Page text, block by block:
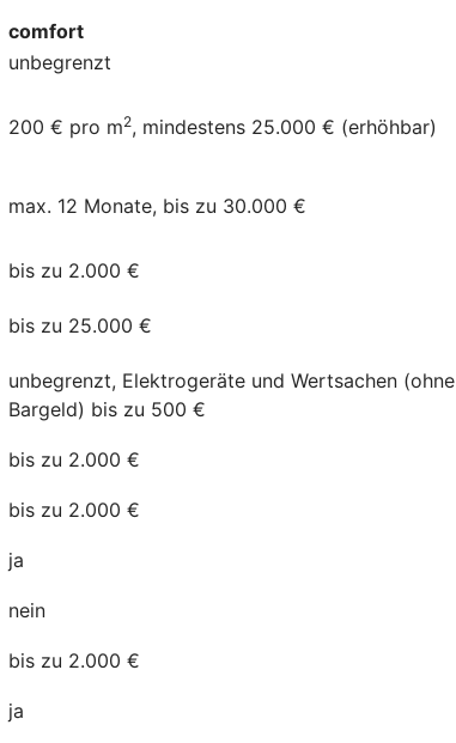
comfort
unbegrenzt
200 € pro m2, mindestens 25.000 € (erhöhbar)
max. 12 Monate, bis zu 30.000 €
bis zu 2.000 €
bis zu 25.000 €
unbegrenzt, Elektrogeräte und Wertsachen (ohne
Bargeld) bis zu 500 €
bis zu 2.000 €
bis zu 2.000 €
ja
nein
bis zu 2.000 €
ja